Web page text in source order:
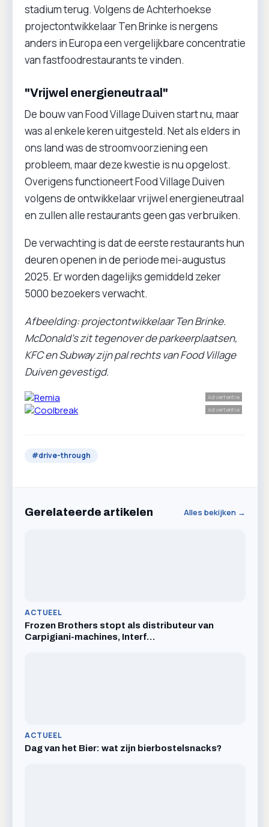
stadium terug. Volgens de Achterhoekse
projectontwikkelaar Ten Brinke is nergens
anders in Europa een vergelijkbare concentratie
van fastfoodrestaurants te vinden.
"Vrijwel energieneutraal"
De bouw van Food Village Duiven start nu, maar
was al enkele keren uitgesteld. Net als elders in
ons land was de stroomvoorziening een
probleem, maar deze kwestie is nu opgelost.
Overigens functioneert Food Village Duiven
volgens de ontwikkelaar vrijwel energieneutraal
en zullen alle restaurants geen gas verbruiken.
De verwachting is dat de eerste restaurants hun
deuren openen in de periode mei-augustus
2025. Er worden dagelijks gemiddeld zeker
5000 bezoekers verwacht.
Afbeelding: projectontwikkelaar Ten Brinke.
McDonald's zit tegenover de parkeerplaatsen,
KFC en Subway zijn pal rechts van Food Village
Duiven gevestigd.
Advertentie
Advertentie
#drive-through
Gerelateerde artikelen Alles bekijken →
ACTUEEL
Frozen Brothers stopt als distributeur van
Carpigiani-machines, Interf…
ACTUEEL
Dag van het Bier: wat zijn bierbostelsnacks?